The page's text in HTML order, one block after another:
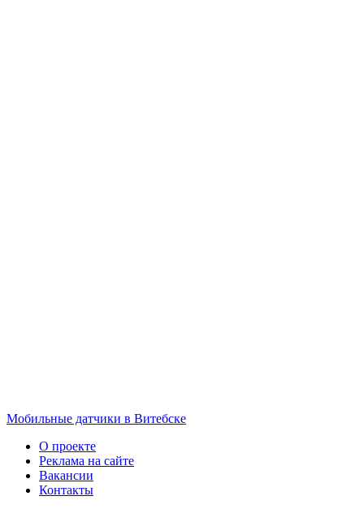
Мобильные датчики в Витебске
О проекте
Реклама на сайте
Вакансии
Контакты